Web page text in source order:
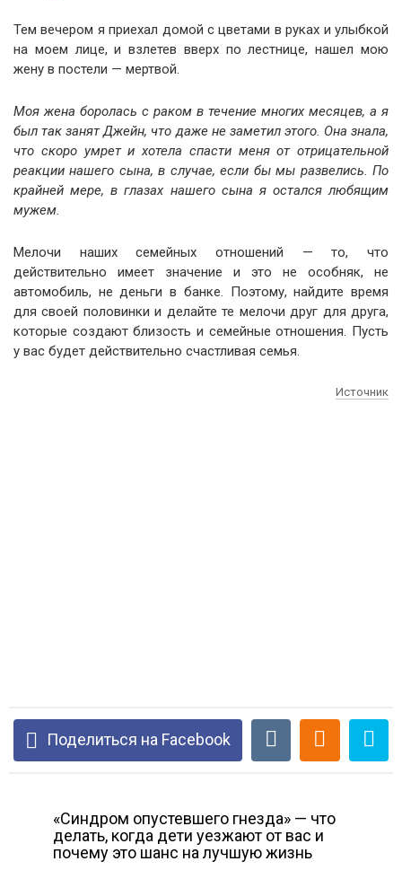
Тем вечером я приехал домой с цветами в руках и улыбкой
на моем лице, и взлетев вверх по лестнице, нашел мою
жену в постели — мертвой.
Моя жена боролась с раком в течение многих месяцев, а я
был так занят Джейн, что даже не заметил этого. Она знала,
что скоро умрет и хотела спасти меня от отрицательной
реакции нашего сына, в случае, если бы мы развелись. По
крайней мере, в глазах нашего сына я остался любящим
мужем.
Мелочи наших семейных отношений — то, что
действительно имеет значение и это не особняк, не
автомобиль, не деньги в банке. Поэтому, найдите время
для своей половинки и делайте те мелочи друг для друга,
которые создают близость и семейные отношения. Пусть
у вас будет действительно счастливая семья.
Источник
Поделиться на Facebook
«Синдром опустевшего гнезда» — что
делать, когда дети уезжают от вас и
почему это шанс на лучшую жизнь